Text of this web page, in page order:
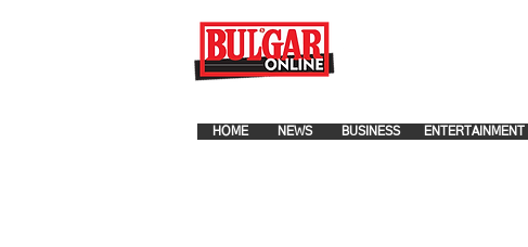
ENTERTAINMENT
NEWS
HOME BUSINESS